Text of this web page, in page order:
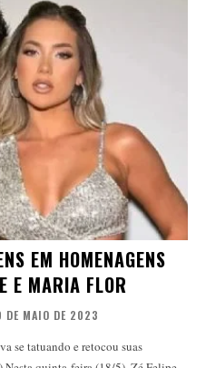
EM HOMENAGENS
E MARIA FLOR
DE MAIO DE 2023
se tatuando e retocou suas